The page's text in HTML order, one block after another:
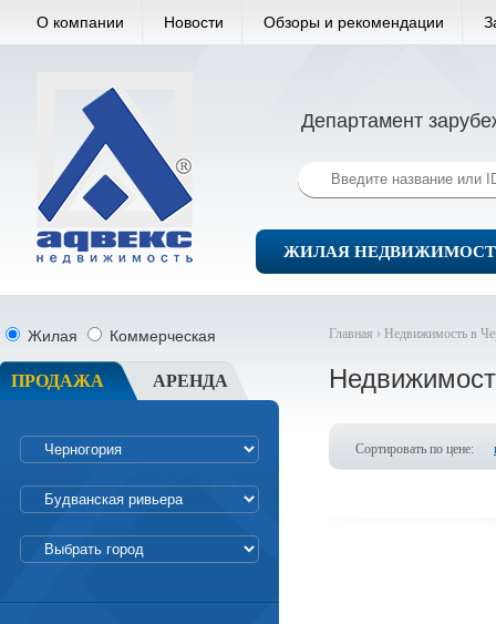
О компании Новости Обзоры и рекомендации
Департамент
ЖИЛАЯ
Главная › Недвижимость в
Сортировать по цене:
Жилая Коммерческая
ПРОДАЖА АРЕНДА